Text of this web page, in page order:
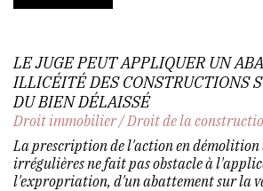
LE JUGE PEUT APPLIQUER UN
ILLICÉITÉ DES CONSTRUCTIONS
DU BIEN DÉLAISSÉ
Droit immobilier/Droit de la
La prescription de l'action en démolition
irrégulières ne fait pas obstacle à
l'expropriation, d'un abattement sur la